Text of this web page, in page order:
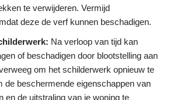
te verwijderen. Vermijd
deze de verf kunnen beschadigen.
Na verloop van tijd kan
of beschadigen door blootstelling aan
om het schilderwerk opnieuw te
de beschermende eigenschappen van
en de uitstraling van je woning te